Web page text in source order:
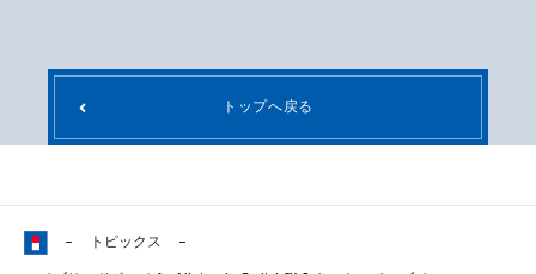
トップへ戻る
トピックス